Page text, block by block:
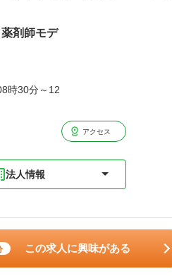
剤師モデ
時30分～12
アクセス
法人情報
この求人に興味がある